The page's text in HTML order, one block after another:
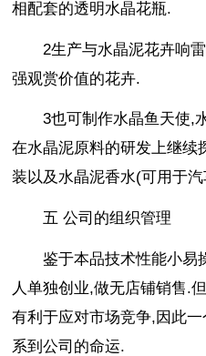
相配套的透明水晶花瓶.
2生产与水晶泥花卉响
强观赏价值的花卉.
3也可制作水晶鱼天使,
在水晶泥原料的研发上继续
装以及水晶泥香水(可用于
五 公司的组织管理
鉴于本品技术性能小易
人单独创业,做无店铺销售.
有利于应对市场竞争,因此
系到公司的命运.